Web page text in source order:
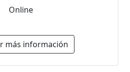
Online
más información